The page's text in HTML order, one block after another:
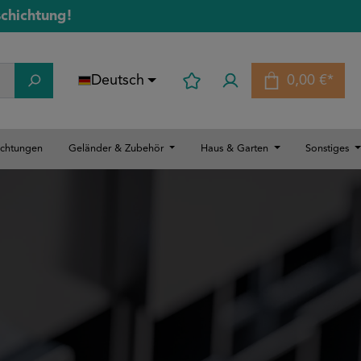
Deutsch 0,00 €*
Geländer & Zubehör Haus & Garten Sonstiges